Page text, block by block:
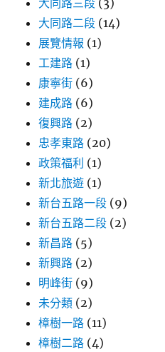
大同路三段 (3)
大同路二段 (14)
展覽情報 (1)
工建路 (1)
康寧街 (6)
建成路 (6)
復興路 (2)
忠孝東路 (20)
政策福利 (1)
新北旅遊 (1)
新台五路一段 (9)
新台五路二段 (2)
新昌路 (5)
新興路 (2)
明峰街 (9)
未分類 (2)
樟樹一路 (11)
樟樹二路 (4)